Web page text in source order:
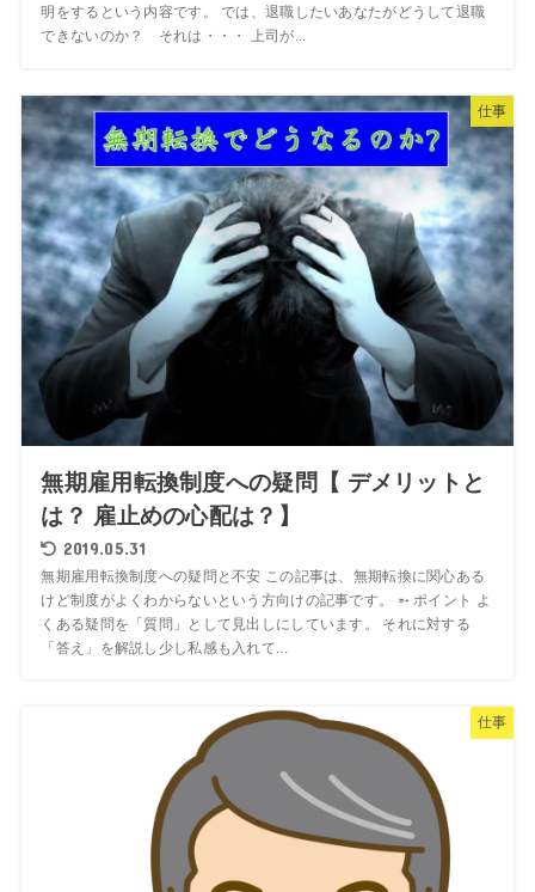
明をするという内容です。 では、退職したいあなたがどうして退職
できないのか？ それは・・・ 上司が...
仕事
無期雇用転換制度への疑問【 デメリットと
は？ 雇止めの心配は？】
2019.05.31
無期雇用転換制度への疑問と不安 この記事は、無期転換に関心ある
けど制度がよくわからないという方向けの記事です。 ➵ ポイント よ
くある疑問を「質問」として見出しにしています。 それに対する
「答え」を解説し少し私感も入れて...
仕事